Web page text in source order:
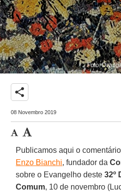
Foto:
share
08 Novembro 2019
Publicamos aqui o
Enzo Bianchi, fundador da
sobre o Evangelho deste32º
Comum, 10 de novembro